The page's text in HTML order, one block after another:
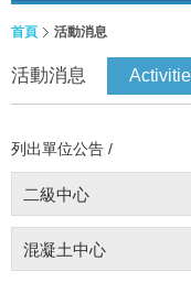
首頁 活動消息
活動消息
列出單位公告 /
二級中心
混凝土中心